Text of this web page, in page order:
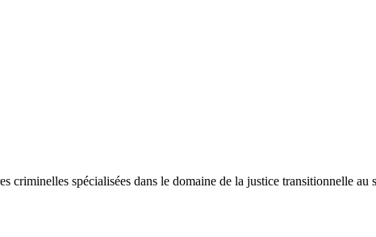
spécialisées dans le domaine de la justice transitionnelle au